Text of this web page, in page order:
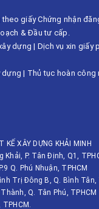
giấy Chứng nhận
& Đầu tư cấp.
dựng | Dịch vụ xin giấy
dựng | Thủ tục hoàn công
KẾ XÂY DỰNG KHẢI MINH
P. Tân Định, Q1,
Q. Phú Nhuận, TPHCM
Trị Đông B, Q. Bình Tân,
Q. Tân Phú, TPHCM